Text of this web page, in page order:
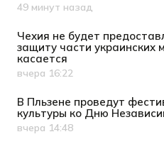
Дата публикации
49 минут назад
Чехия не будет
защиту части украинских
касается
Дата публикации
вчера 16:22
В Пльзене проведут
культуры ко Дню
Дата публикации
вчера 14:48